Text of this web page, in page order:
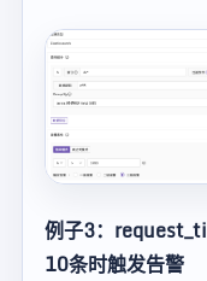
例子3：
10条时触发告警